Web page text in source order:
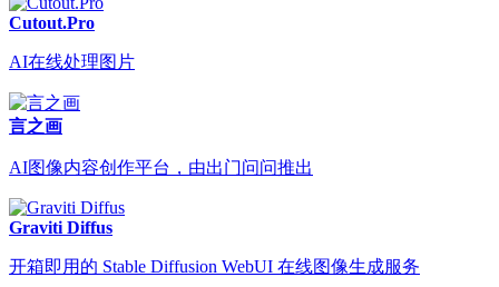
Cutout.Pro
AI在线处理图片
言之画
AI图像内容创作平台，由出门问问推出
Graviti Diffus
开箱即用的 Stable Diffusion WebUI 在线图像生成服务